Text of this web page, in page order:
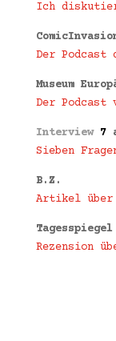
Ich
Der Podcast
Museum
Der Podcast
Interview 7
Sieben
B.Z.
Artikel über
Tagesspiegel
Rezension